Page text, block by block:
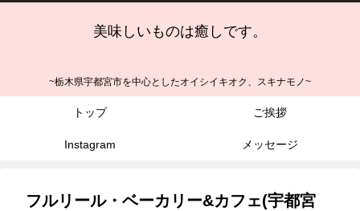
美味しいものは癒しです。
~栃木県宇都宮市を中心としたオイシイキオク、スキナモノ~
トップ ご挨拶
Instagram メッセージ
フルリール・ベーカリー&カフェ(宇都宮